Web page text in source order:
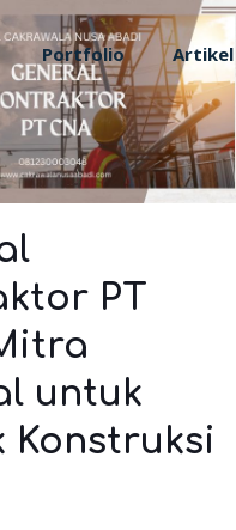
Portfolio Artikel
PT
untuk
Konstruksi